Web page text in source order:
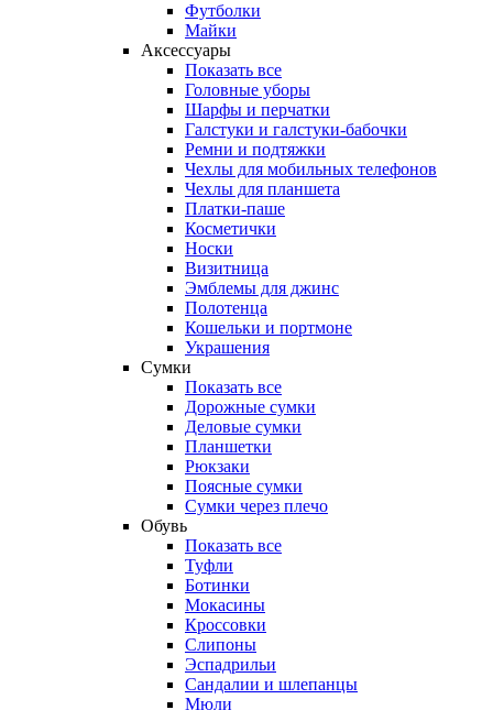
Футболки
Майки
Аксессуары
Показать все
Головные уборы
Шарфы и перчатки
Галстуки и галстуки-бабочки
Ремни и подтяжки
Чехлы для мобильных телефонов
Чехлы для планшета
Платки-паше
Косметички
Носки
Визитница
Эмблемы для джинс
Полотенца
Кошельки и портмоне
Украшения
Сумки
Показать все
Дорожные сумки
Деловые сумки
Планшетки
Рюкзаки
Поясные сумки
Сумки через плечо
Обувь
Показать все
Туфли
Ботинки
Мокасины
Кроссовки
Слипоны
Эспадрильи
Сандалии и шлепанцы
Мюли